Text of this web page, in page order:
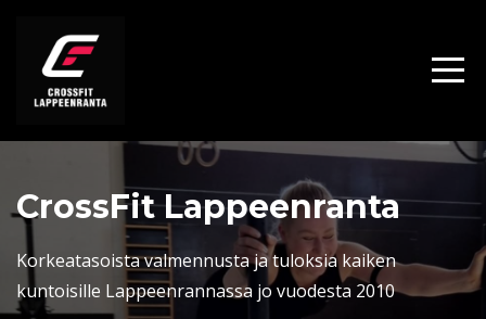
CrossFit Lappeenranta
Korkeatasoista valmennusta ja tuloksia kaiken
kuntoisille Lappeenrannassa jo vuodesta 2010